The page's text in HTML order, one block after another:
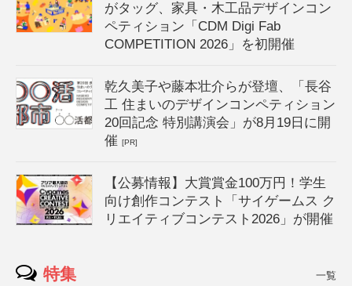
がタッグ、家具・木工品デザインコン
ペティション「CDM Digi Fab
COMPETITION 2026」を初開催
乾久美子や藤本壮介らが登壇、「長谷
工 住まいのデザインコンペティション
20回記念 特別講演会」が8月19日に開
催[PR]
【公募情報】大賞賞金100万円！学生
向け創作コンテスト「サイゲームス ク
リエイティブコンテスト2026」が開催
特集 一覧